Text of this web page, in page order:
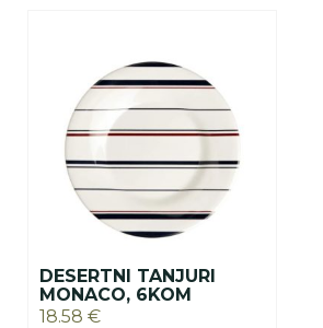
DESERTNI TANJURI
MONACO, 6KOM
18.58 €